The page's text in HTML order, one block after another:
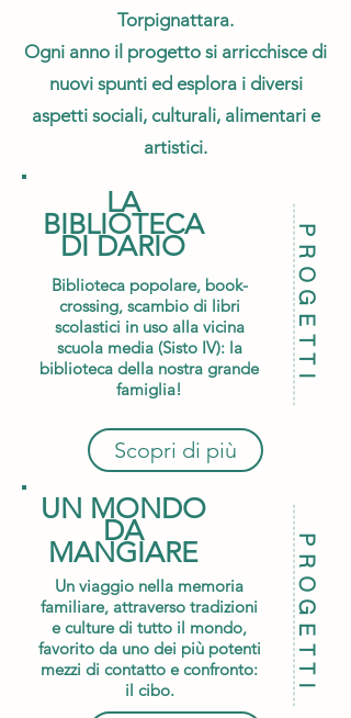
Torpignattara.
Ogni anno il progetto si arricchisce di
nuovi spunti ed esplora i diversi
aspetti sociali, culturali, alimentari e
artistici.
LA
BIBLIOTECA
DI DARIO
Biblioteca popolare, book-
crossing, scambio di libri
scolastici in uso alla vicina
scuola media (Sisto IV): la
biblioteca della nostra grande
famiglia!
PROGETTI
Scopri di più
UN MONDO
DA
MANGIARE
Un viaggio nella memoria
familiare, attraverso tradizioni
e culture di tutto il mondo,
favorito da uno dei più potenti
mezzi di contatto e confronto:
il cibo.
PROGETTI